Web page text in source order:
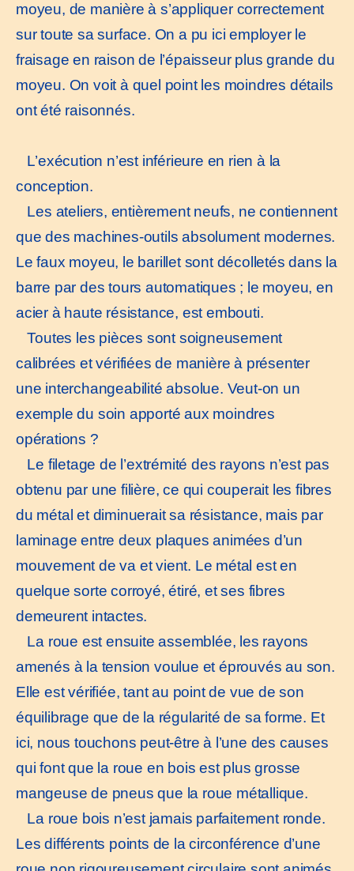
moyeu, de manière à s’appliquer correctement
sur toute sa surface. On a pu ici employer le
fraisage en raison de l’épaisseur plus grande du
moyeu. On voit à quel point les moindres détails
ont été raisonnés.
L’exécution n’est inférieure en rien à la
conception.
Les ateliers, entièrement neufs, ne contiennent
que des machines-outils absolument modernes.
Le faux moyeu, le barillet sont décolletés dans la
barre par des tours automatiques ; le moyeu, en
acier à haute résistance, est embouti.
Toutes les pièces sont soigneusement
calibrées et vérifiées de manière à présenter
une interchangeabilité absolue. Veut-on un
exemple du soin apporté aux moindres
opérations ?
Le filetage de l’extrémité des rayons n’est pas
obtenu par une filière, ce qui couperait les fibres
du métal et diminuerait sa résistance, mais par
laminage entre deux plaques animées d’un
mouvement de va et vient. Le métal est en
quelque sorte corroyé, étiré, et ses fibres
demeurent intactes.
La roue est ensuite assemblée, les rayons
amenés à la tension voulue et éprouvés au son.
Elle est vérifiée, tant au point de vue de son
équilibrage que de la régularité de sa forme. Et
ici, nous touchons peut-être à l’une des causes
qui font que la roue en bois est plus grosse
mangeuse de pneus que la roue métallique.
La roue bois n’est jamais parfaitement ronde.
Les différents points de la circonférence d’une